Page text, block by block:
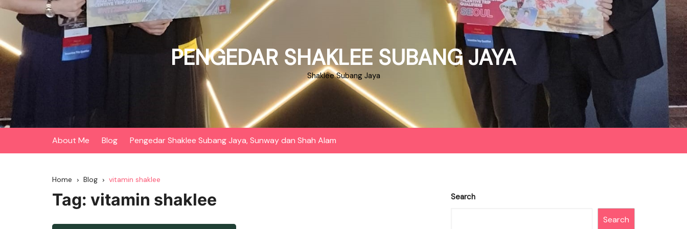
Skip
content
PENGEDAR SHAKLEE SUBANG JAYA
Shaklee Subang Jaya
About Me Blog Pengedar Shaklee Subang Jaya, Sunway dan Shah Alam
Home Blog vitamin shaklee
Tag: vitamin shaklee Search
Search